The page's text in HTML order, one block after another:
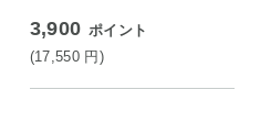
3,900 ポイント
(17,550 円)